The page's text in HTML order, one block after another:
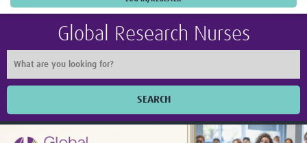
Global Research Nurses
SEARCH
Home